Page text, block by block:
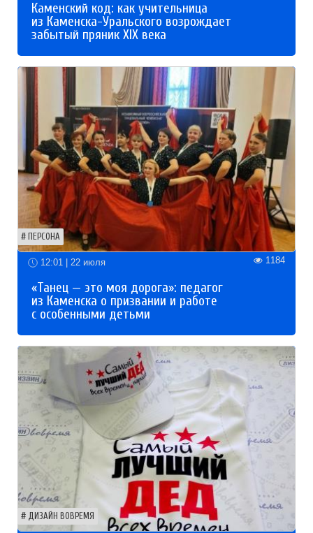
Каменский код: как учительница
из Каменска-Уральского возрождает
забытый пряник XIX века
ПЕРСОНА
12:01 | 22 июля 1184
«Танец — это моя дорога»: педагог
из Каменска о призвании и работе
с особенными детьми
ДИЗАЙН ВОВРЕМЯ